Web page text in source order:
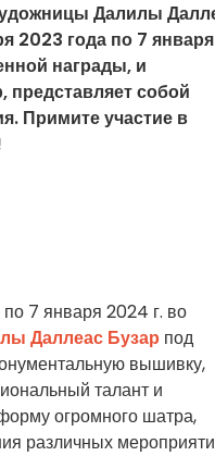
Далилы
2023 года по 7 января
награды, и
представляет собой
Примите участие в
7 января 2024 г. во
Даллеас Бузар под
вышивку,
талант и
огромного шатра,
различных